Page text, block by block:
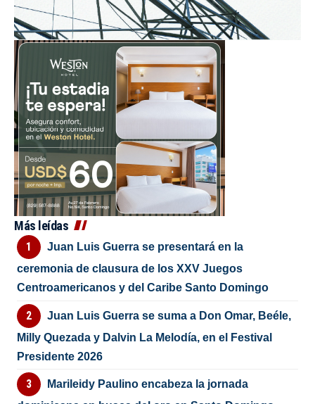
Más leídas
Juan Luis Guerra se presentará en la
ceremonia de clausura de los XXV Juegos
Centroamericanos y del Caribe Santo Domingo
Juan Luis Guerra se suma a Don Omar, Beéle,
Milly Quezada y Dalvin La Melodía, en el Festival
Presidente 2026
Marileidy Paulino encabeza la jornada